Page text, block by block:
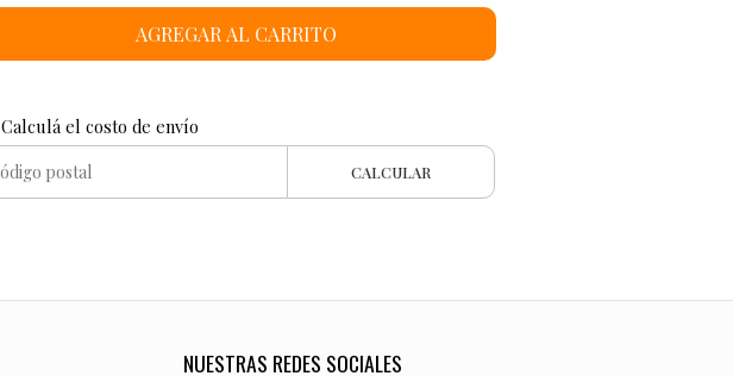
AGREGAR AL CARRITO
Calculá el costo de envío
CALCULAR
NUESTRAS REDES SOCIALES